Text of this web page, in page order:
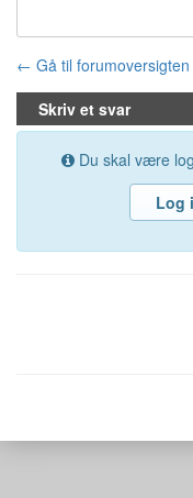
← Gå til forumoversigten
Skriv et svar
Du skal være
Log